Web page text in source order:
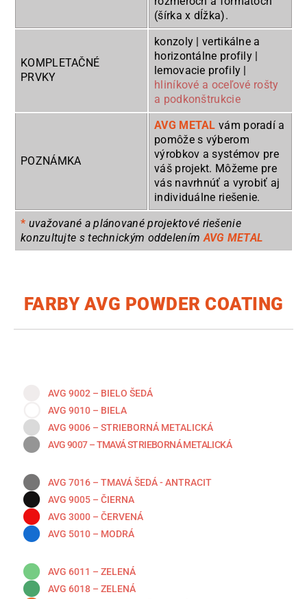
(šírka x dĺžka).
KOMPLETAČNÉ
PRVKY
konzoly | vertikálne a
horizontálne profily |
lemovacie profily |
hliníkové a oceľové rošty
a podkonštrukcie
POZNÁMKA
AVG METAL vám poradí a
pomôže s výberom
výrobkov a systémov pre
váš projekt. Môžeme pre
vás navrhnúť a vyrobiť aj
individuálne riešenie.
* uvažované a plánované projektové riešenie
konzultujte s technickým oddelenímAVG METAL
FARBY AVG POWDER COATING
AVG 9002 – BIELO ŠEDÁ
AVG 9010 – BIELA
AVG 9006 – STRIEBORNÁ METALICKÁ
AVG 9007 – TMAVÁ STRIEBORNÁ METALICKÁ
AVG 7016 – TMAVÁ ŠEDÁ - ANTRACIT
AVG 9005 – ČIERNA
AVG 3000 – ČERVENÁ
AVG 5010 – MODRÁ
AVG 6011 – ZELENÁ
AVG 6018 – ZELENÁ